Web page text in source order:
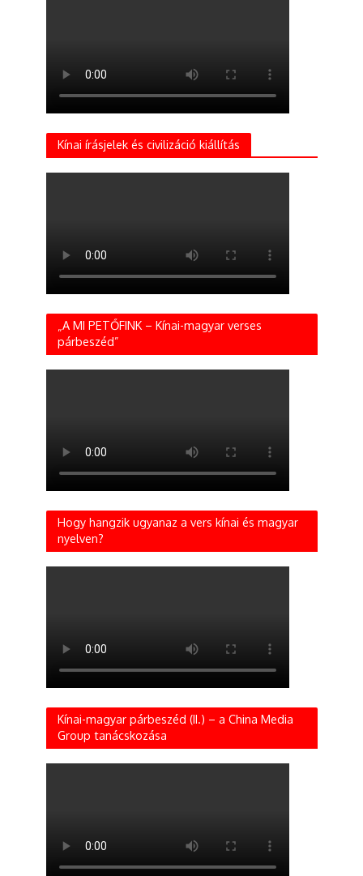
Kínai írásjelek és civilizáció kiállítás
„A MI PETŐFINK – Kínai-magyar verses
párbeszéd”
Hogy hangzik ugyanaz a vers kínai és magyar
nyelven?
Kínai-magyar párbeszéd (II.) – a China Media
Group tanácskozása